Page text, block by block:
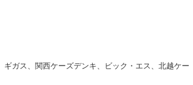
ガス、関西ケーズデンキ、ビック・エス、北越ケー